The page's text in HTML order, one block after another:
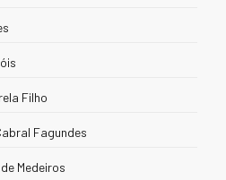
Filho
Fagundes
Medeiros